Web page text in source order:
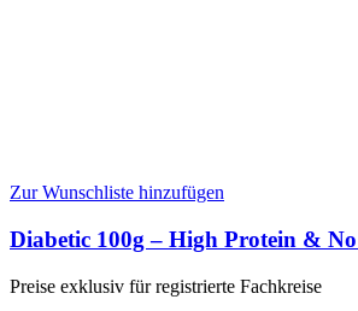
Zur Wunschliste hinzufügen
Diabetic 100g – High Protein &
Preise exklusiv für registrierte Fachkreise